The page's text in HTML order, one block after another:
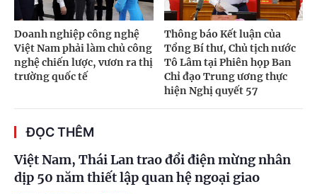
Doanh nghiệp công nghệ
Việt Nam phải làm chủ công
nghệ chiến lược, vươn ra thị
trường quốc tế
Thông báo Kết luận của
Tổng Bí thư, Chủ tịch nước
Tô Lâm tại Phiên họp Ban
Chỉ đạo Trung ương thực
hiện Nghị quyết 57
ĐỌC THÊM
Việt Nam, Thái Lan trao đổi điện mừng nhân
dịp 50 năm thiết lập quan hệ ngoại giao